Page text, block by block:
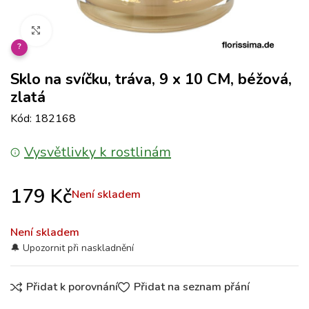
Klikněte pro zvětšení
?
Sklo na svíčku, tráva, 9 x 10 CM, béžová,
zlatá
Kód: 182168
Vysvětlivky k rostlinám
179 KčNení skladem
Není skladem
Přidat k porovnání Přidat na seznam přání